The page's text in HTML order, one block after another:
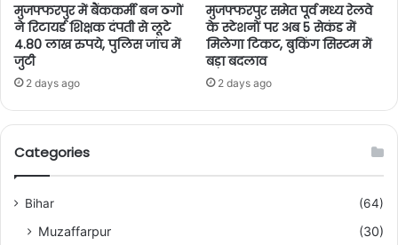
मुजफ्फरपुर में बैंककर्मी बन ठगों
ने रिटायर्ड शिक्षक दंपती से लूटे
4.80 लाख रुपये, पुलिस जांच में
जुटी
2 days ago
मुजफ्फरपुर समेत पूर्व मध्य रेलवे
के स्टेशनों पर अब 5 सेकंड में
मिलेगा टिकट, बुकिंग सिस्टम में
बड़ा बदलाव
2 days ago
Categories
Bihar (64)
Muzaffarpur (30)